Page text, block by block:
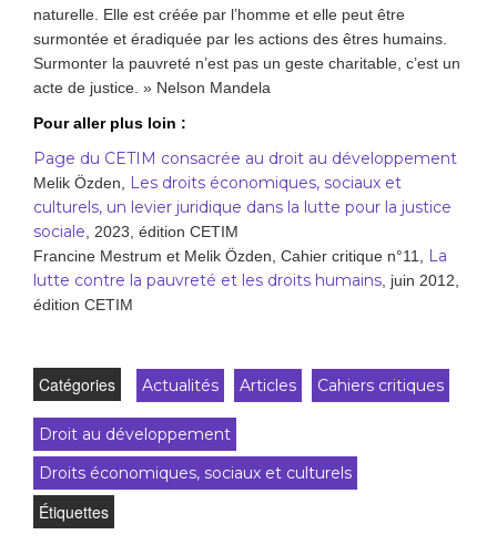
naturelle. Elle est créée par l’homme et elle peut être
surmontée et éradiquée par les actions des êtres humains.
Surmonter la pauvreté n’est pas un geste charitable, c’est un
acte de justice. » Nelson Mandela
Pour aller plus loin :
Page du CETIM consacrée au droit au développement
Melik Özden,
Les droits économiques, sociaux et
culturels, un levier juridique dans la lutte pour la justice
sociale , 2023, édition CETIM
Francine Mestrum et Melik Özden, Cahier critique n°11,
La
lutte contre la pauvreté et les droits humains , juin 2012,
édition CETIM
Catégories Actualités Articles Cahiers critiques
Droit au développement
Droits économiques, sociaux et culturels
Étiquettes